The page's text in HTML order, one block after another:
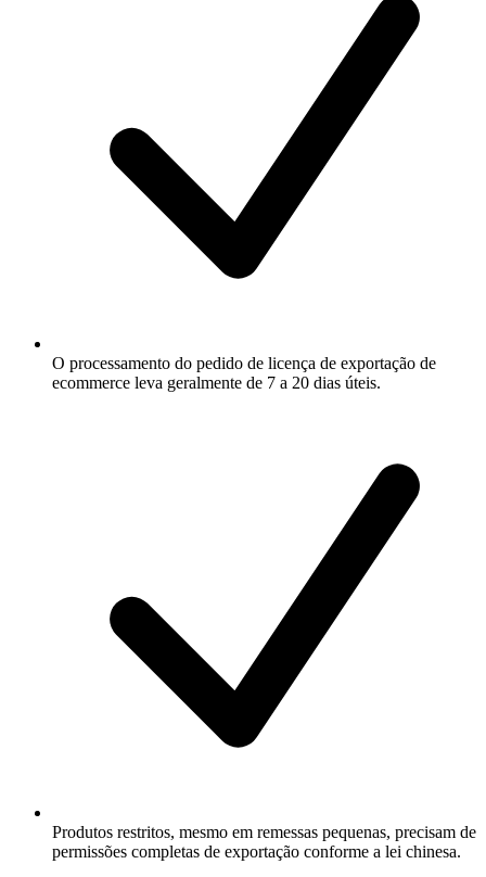
O processamento do pedido de licença de exportação de
ecommerce leva geralmente de 7 a 20 dias úteis.
Produtos restritos, mesmo em remessas pequenas, precisam de
permissões completas de exportação conforme a lei chinesa.